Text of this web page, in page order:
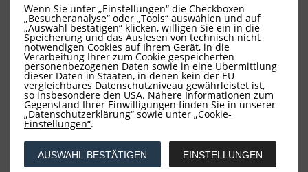
Wenn Sie unter „Einstellungen“ die Checkboxen
„Besucheranalyse“ oder „Tools“ auswählen und auf
„Auswahl bestätigen“ klicken, willigen Sie ein in die
Speicherung und das Auslesen von technisch nicht
notwendigen Cookies auf Ihrem Gerät, in die
Verarbeitung Ihrer zum Cookie gespeicherten
personenbezogenen Daten sowie in eine Übermittlung
dieser Daten in Staaten, in denen kein der EU
vergleichbares Datenschutzniveau gewährleistet ist,
so insbesondere den USA. Nähere Informationen zum
Gegenstand Ihrer Einwilligungen finden Sie in unserer
„Datenschutzerklärung“ sowie unter „Cookie-
Einstellungen“.
AUSWAHL BESTÄTIGEN EINSTELLUNGEN
Volkswirtschaft wusste, ist die Aktienkultur vor allem in
Deutschland unterentwickelt. Dabei wird bereits seit
Generation geflissentlich ignoriert, wie bedeutsam
florierende Eigenkapitalmärkte für das Gedeihen von
Innovation, Wirtschaft, Wohlstand und Renten sind.
Leider spielt die eminente Bedeutung attraktiver
Eigenkapitalmärkte im Denken europäischer und
deutscher Politiker traditionell keine wichtige Rolle. Das
liegt keineswegs nur an der geringen Bildung in
Finanzfragen. Viele Politiker ergehen sich in einer
öffentlich zur Schau gestellten Finanzmarktverachtung.
Man lese einmal die öffentlichen Kommentare zur